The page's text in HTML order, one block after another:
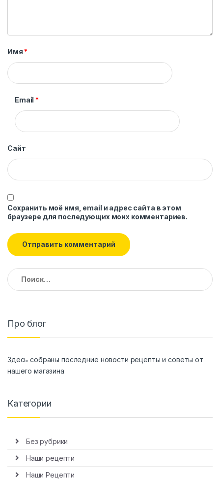
Имя*
Email*
Сайт
Сохранить моё имя, email и адрес сайта в этом
браузере для последующих моих комментариев.
Найти:
Про блог
Здесь собраны последние новости рецепты и советы от
нашего магазина
Категории
Без рубрики
Наши рецепти
Наши Рецепти